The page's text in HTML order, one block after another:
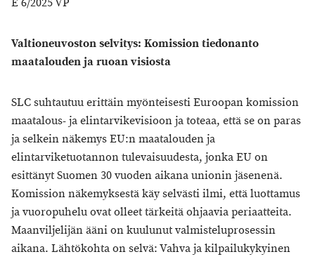
E 6/2025 VP
Valtioneuvoston selvitys: Komission tiedonanto
maatalouden ja ruoan visiosta
SLC suhtautuu erittäin myönteisesti Euroopan komission
maatalous- ja elintarvikevisioon ja toteaa, että se on paras
ja selkein näkemys EU:n maatalouden ja
elintarviketuotannon tulevaisuudesta, jonka EU on
esittänyt Suomen 30 vuoden aikana unionin jäsenenä.
Komission näkemyksestä käy selvästi ilmi, että luottamus
ja vuoropuhelu ovat olleet tärkeitä ohjaavia periaatteita.
Maanviljelijän ääni on kuulunut valmisteluprosessin
aikana. Lähtökohta on selvä: Vahva ja kilpailukykyinen